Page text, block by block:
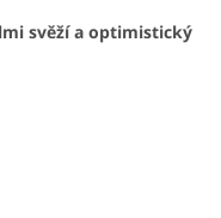
svěží a optimistický